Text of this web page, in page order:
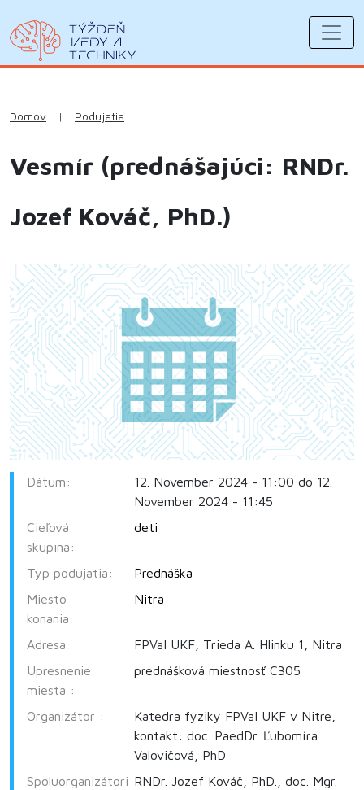
Domov | Podujatia
Vesmír (prednášajúci: RNDr.
Jozef Kováč, PhD.)
Dátum:
12. November 2024 - 11:00 do 12.
November 2024 - 11:45
Cieľová
skupina:
deti
Typ podujatia:
Prednáška
Miesto
konania:
Nitra
Adresa:
FPVaI UKF, Trieda A. Hlinku 1, Nitra
Upresnenie
miesta :
prednášková miestnosť C305
Organizátor :
Katedra fyziky FPVaI UKF v Nitre,
kontakt: doc. PaedDr. Ľubomíra
Valovičová, PhD
Spoluorganizátori RNDr. Jozef Kováč, PhD., doc. Mgr.